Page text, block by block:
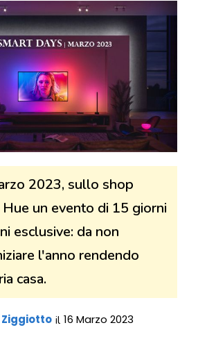
2023, sullo shop
un evento di 15 giorni
esclusive: da non
l'anno rendendo
casa.
Ziggiotto il 16 Marzo 2023